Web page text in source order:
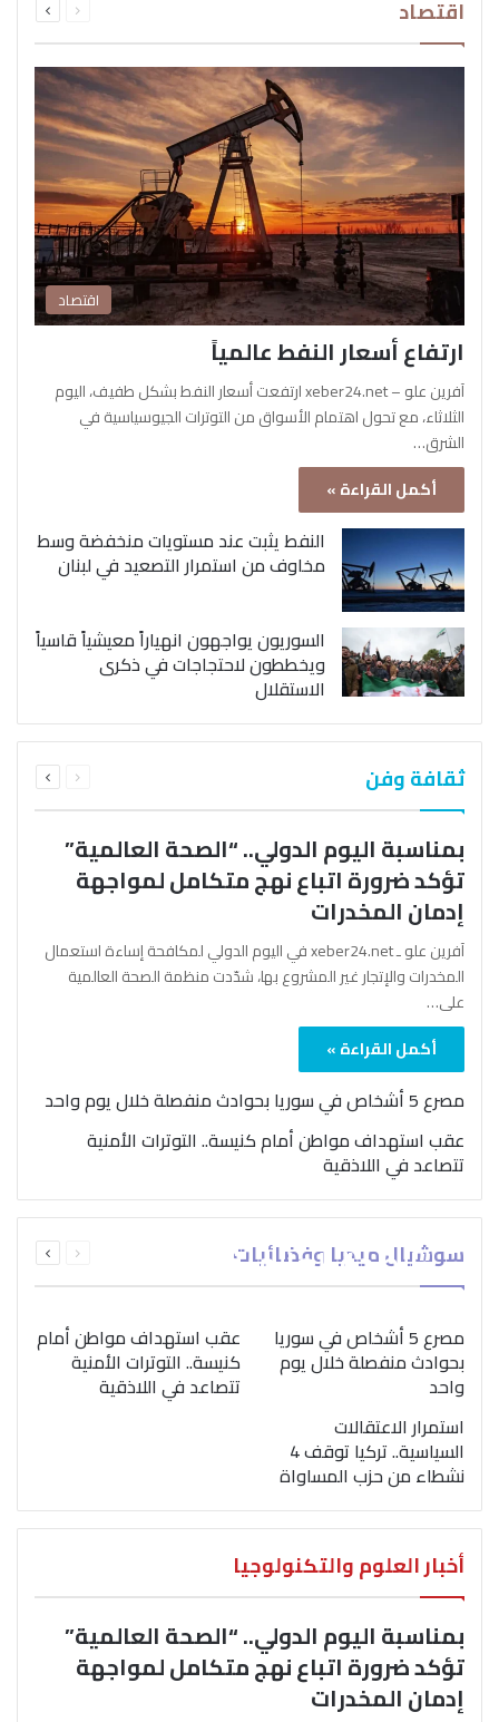
اقتصاد الصفحةالصفحة
اقتصاد
ارتفاع أسعار النفط عالمياً
آفرين علو – xeber24.net ارتفعت أسعار النفط بشكل طفيف، اليوم
الثلاثاء، مع تحول اهتمام الأسواق من التوترات الجيوسياسية في
الشرق…
أكمل القراءة »
النفط يثبت عند مستويات منخفضة وسط
مخاوف من استمرار التصعيد في لبنان
السوريون يواجهون انهياراً معيشياً قاسياً
ويخططون لاحتجاجات في ذكرى
الاستقلال
ثقافة وفن الصفحةالصفحة
بمناسبة اليوم الدولي.. “الصحة العالمية”
تؤكد ضرورة اتباع نهج متكامل لمواجهة
إدمان المخدرات
آفرين علو ـ xeber24.net في اليوم الدولي لمكافحة إساءة استعمال
المخدرات والإتجار غير المشروع بها، شدّدت منظمة الصحة العالمية
على…
أكمل القراءة »
مصرع 5 أشخاص في سوريا بحوادث منفصلة خلال يوم واحد
عقب استهداف مواطن أمام كنيسة.. التوترات الأمنية
تتصاعد في اللاذقية
سوشيال ميديا وفضائيات الصفحةالصفحة
بمناسبة اليوم الدولي..
“الصحة العالمية” تؤكد
ضرورة اتباع نهج متكامل
لمواجهة إدمان المخدرات
مصرع 5 أشخاص في سوريا
بحوادث منفصلة خلال يوم
واحد
عقب استهداف مواطن أمام
كنيسة.. التوترات الأمنية
تتصاعد في اللاذقية
استمرار الاعتقالات
السياسية.. تركيا توقف 4
نشطاء من حزب المساواة
أخبار العلوم والتكنولوجيا
بمناسبة اليوم الدولي.. “الصحة العالمية”
تؤكد ضرورة اتباع نهج متكامل لمواجهة
إدمان المخدرات